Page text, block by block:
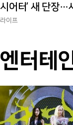
시어터’ 새 단장…
험 선사
라이프
엔터테